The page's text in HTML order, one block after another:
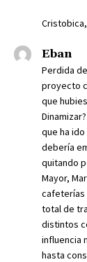
Eban
Perdida
proyecto
que
que ha
debería
quitando
Mayor,
cafeterías
total de
distintos
influencia
hasta